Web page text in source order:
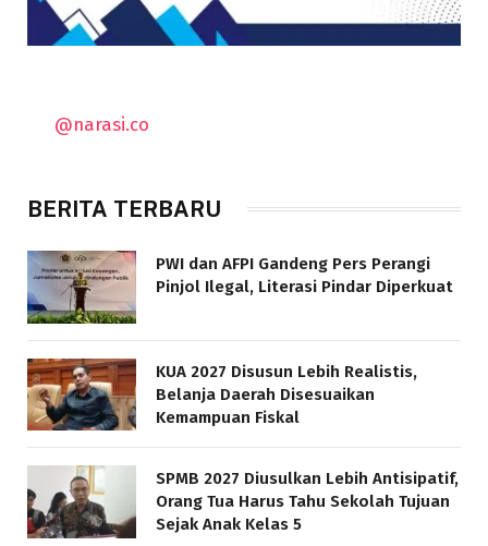
@narasi.co
BERITA TERBARU
PWI dan AFPI Gandeng Pers Perangi
Pinjol Ilegal, Literasi Pindar Diperkuat
KUA 2027 Disusun Lebih Realistis,
Belanja Daerah Disesuaikan
Kemampuan Fiskal
SPMB 2027 Diusulkan Lebih Antisipatif,
Orang Tua Harus Tahu Sekolah Tujuan
Sejak Anak Kelas 5